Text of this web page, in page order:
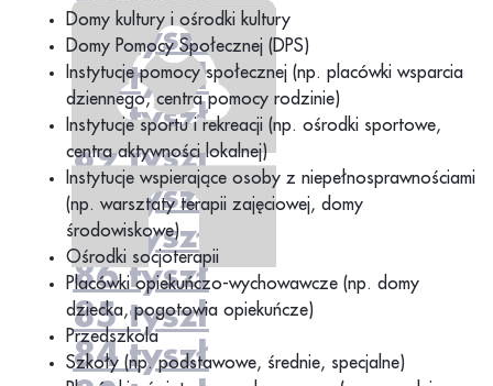
92 tyszł
91 tyszł
90 tyszł
89 tyszł
88 tyszł
87 tyszł
86 tyszł
85 tyszł
84 tyszł
Domy kultury i ośrodki kultury
Domy Pomocy Społecznej (DPS)
Instytucje pomocy społecznej (np. placówki wsparcia
dziennego, centra pomocy rodzinie)
Instytucje sportu i rekreacji (np. ośrodki sportowe,
centra aktywności lokalnej)
Instytucje wspierające osoby z niepełnosprawnościami
(np. warsztaty terapii zajęciowej, domy
środowiskowe)
Ośrodki socjoterapii
Placówki opiekuńczo-wychowawcze (np. domy
dziecka, pogotowia opiekuńcze)
Przedszkola
Szkoły (np. podstawowe, średnie, specjalne)